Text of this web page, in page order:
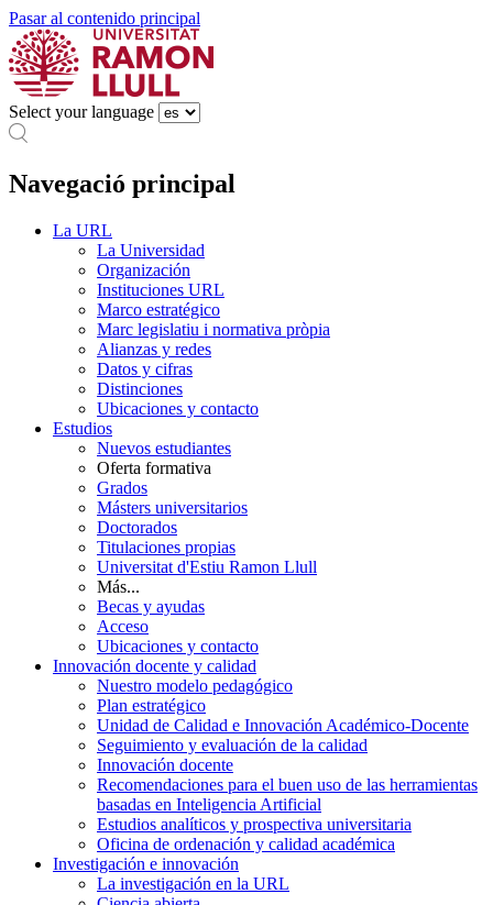
Pasar al contenido principal
Select your language
Navegació principal
La URL
La Universidad
Organización
Instituciones URL
Marco estratégico
Marc legislatiu i normativa pròpia
Alianzas y redes
Datos y cifras
Distinciones
Ubicaciones y contacto
Estudios
Nuevos estudiantes
Oferta formativa
Grados
Másters universitarios
Doctorados
Titulaciones propias
Universitat d'Estiu Ramon Llull
Más...
Becas y ayudas
Acceso
Ubicaciones y contacto
Innovación docente y calidad
Nuestro modelo pedagógico
Plan estratégico
Unidad de Calidad e Innovación Académico-Docente
Seguimiento y evaluación de la calidad
Innovación docente
Recomendaciones para el buen uso de las herramientas
basadas en Inteligencia Artificial
Estudios analíticos y prospectiva universitaria
Oficina de ordenación y calidad académica
Investigación e innovación
La investigación en la URL